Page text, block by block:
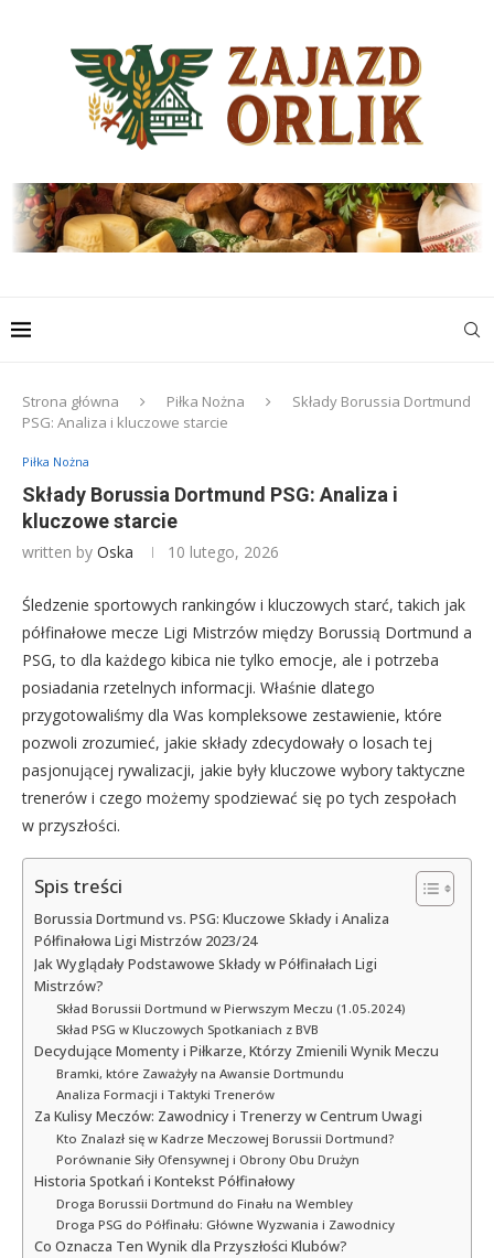
Strona główna Piłka Nożna
Składy Borussia Dortmund
PSG: Analiza i kluczowe starcie
Piłka Nożna
Składy Borussia Dortmund PSG: Analiza i
kluczowe starcie
written by Oska 10 lutego, 2026
Śledzenie sportowych rankingów i kluczowych starć, takich jak
półfinałowe mecze Ligi Mistrzów między Borussią Dortmund a
PSG, to dla każdego kibica nie tylko emocje, ale i potrzeba
posiadania rzetelnych informacji. Właśnie dlatego
przygotowaliśmy dla Was kompleksowe zestawienie, które
pozwoli zrozumieć, jakie składy zdecydowały o losach tej
pasjonującej rywalizacji, jakie były kluczowe wybory taktyczne
trenerów i czego możemy spodziewać się po tych zespołach
w przyszłości.
Spis treści
Borussia Dortmund vs. PSG: Kluczowe Składy i Analiza
Półfinałowa Ligi Mistrzów 2023/24
Jak Wyglądały Podstawowe Składy w Półfinałach Ligi
Mistrzów?
Skład Borussii Dortmund w Pierwszym Meczu (1.05.2024)
Skład PSG w Kluczowych Spotkaniach z BVB
Decydujące Momenty i Piłkarze, Którzy Zmienili Wynik Meczu
Bramki, które Zaważyły na Awansie Dortmundu
Analiza Formacji i Taktyki Trenerów
Za Kulisy Meczów: Zawodnicy i Trenerzy w Centrum Uwagi
Kto Znalazł się w Kadrze Meczowej Borussii Dortmund?
Porównanie Siły Ofensywnej i Obrony Obu Drużyn
Historia Spotkań i Kontekst Półfinałowy
Droga Borussii Dortmund do Finału na Wembley
Droga PSG do Półfinału: Główne Wyzwania i Zawodnicy
Co Oznacza Ten Wynik dla Przyszłości Klubów?